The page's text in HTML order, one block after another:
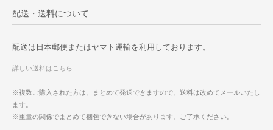
配送・送料について
配送は日本郵便またはヤマト運輸を利用しております。
詳しい送料はこちら
※複数ご購入された方は、まとめて発送できますので、送料は改めてメールいたし
ます。
※重量の関係でまとめて梱包できない場合があります。ご了承ください。